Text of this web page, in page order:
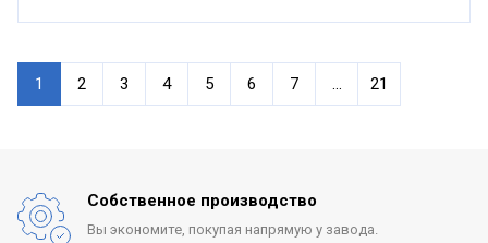
1 2 3 4 5 6 7 ... 21
Собственное производство
Вы экономите, покупая напрямую у завода.